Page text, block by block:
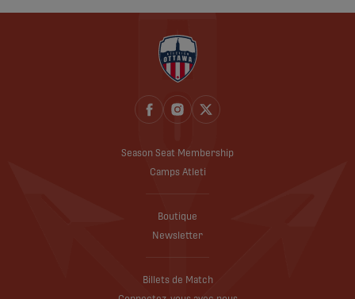
Season Seat Membership
Camps Atleti
Boutique
Newsletter
Billets de Match